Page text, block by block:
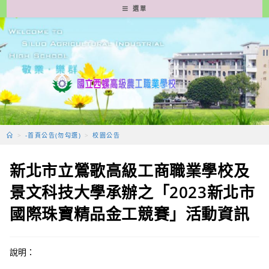
轉
至
要
容
選單
> -首頁公告(勿勾選) > 校園公告
新北市立鶯歌高級工商職業學校及
景文科技大學承辦之「2023新北市
國際珠寶精品金工競賽」活動資訊
說明：